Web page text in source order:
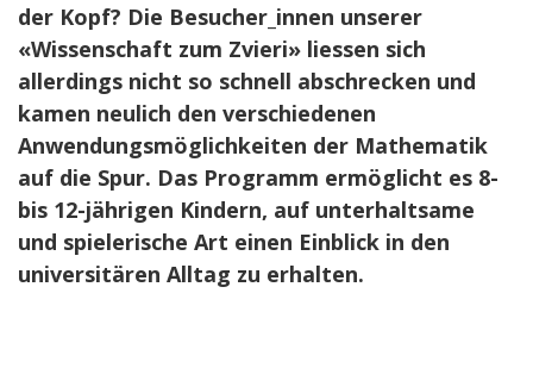
der Kopf? Die Besucher_innen unserer
«Wissenschaft zum Zvieri» liessen sich
allerdings nicht so schnell abschrecken und
kamen neulich den verschiedenen
Anwendungsmöglichkeiten der Mathematik
auf die Spur. Das Programm ermöglicht es 8-
bis 12-jährigen Kindern, auf unterhaltsame
und spielerische Art einen Einblick in den
universitären Alltag zu erhalten.